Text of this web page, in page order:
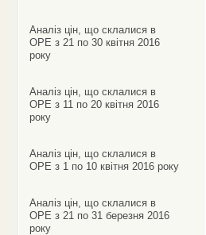
Аналіз цін, що склалися в
ОРЕ з 21 по 30 квітня 2016
року
Аналіз цін, що склалися в
ОРЕ з 11 по 20 квітня 2016
року
Аналіз цін, що склалися в
ОРЕ з 1 по 10 квітня 2016 року
Аналіз цін, що склалися в
ОРЕ з 21 по 31 березня 2016
року